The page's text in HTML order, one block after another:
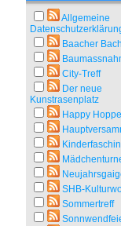
Allgemeine
Baacher
City-Treff
Der neue
Kunstrasenplatz
Happy
SHB-
Sommertreff